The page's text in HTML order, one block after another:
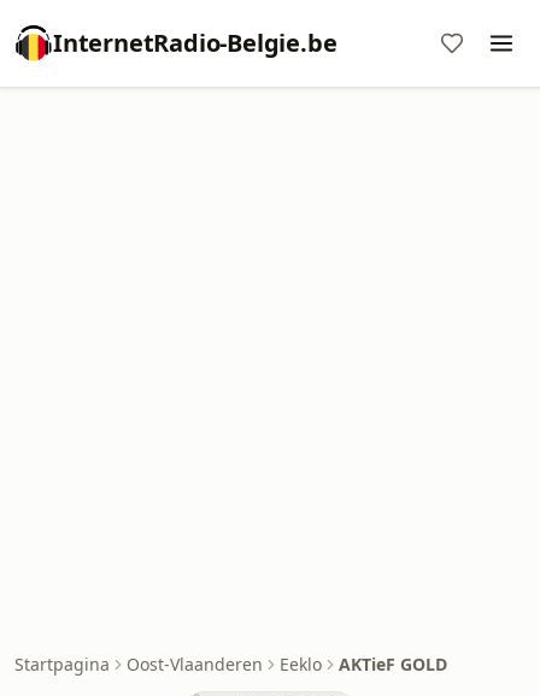
InternetRadio-Belgie.be
Startpagina Oost-Vlaanderen Eeklo AKTieF GOLD